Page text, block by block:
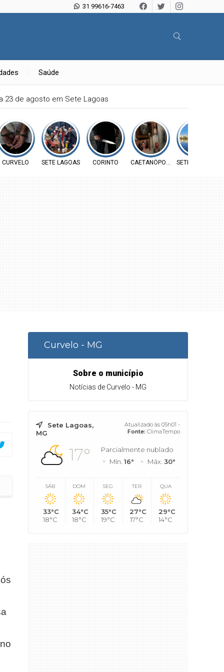
31 99616-7463
Saúde
23 de agosto em Sete Lagoas
CURVELO SETE LAGOAS CORINTO CAETANÓPOLIS SETE LAGOAS
Curvelo - MG
Sobre o município
Notícias de Curvelo - MG
Sete Lagoas,
MG
Atualizado às 05h01 -
Fonte: ClimaTempo
17°
Parcialmente nublado
Mín. 16° Máx. 30°
SÁB
33°C
18°C
DOM
34°C
18°C
SEG
35°C
19°C
TER
27°C
17°C
QUA
29°C
14°C